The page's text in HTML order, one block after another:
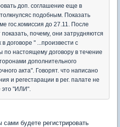
доп. соглашение еще в
подобным. Показать
гос.комиссия до 27.11. После
показать, почему, они затрудняются
договоре " ...произвести с
по настоящему договору в течение
дополнительного
акта". Говорят. что написано
и регестарации в рег. палате не
это "ИЛИ".
будете регистрировать